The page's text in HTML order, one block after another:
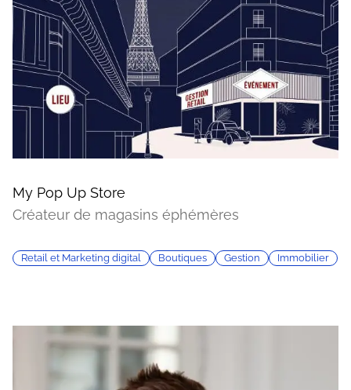
My Pop Up Store
Créateur de magasins éphémères
Retail et Marketing digital Boutiques Gestion Immobilier